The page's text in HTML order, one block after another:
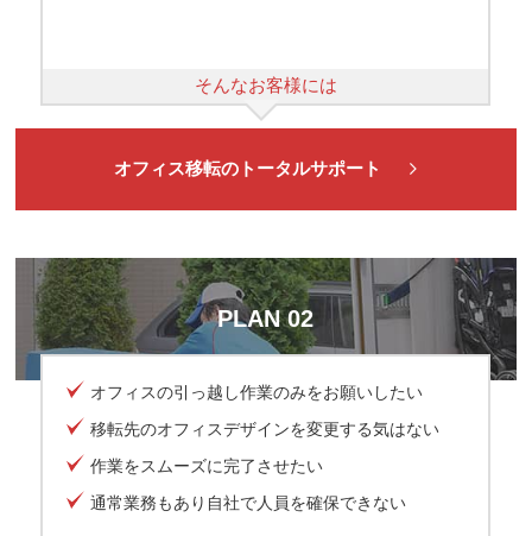
そんなお客様には
オフィス移転のトータルサポート
PLAN 02
オフィスの引っ越し作業のみをお願いしたい
移転先のオフィスデザインを変更する気はない
作業をスムーズに完了させたい
通常業務もあり自社で人員を確保できない